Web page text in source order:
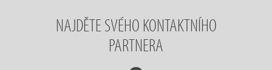
NAJDĚTE SVÉHO KONTAKTNÍHO
PARTNERA